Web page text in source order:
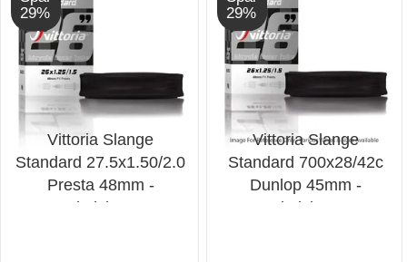
29%
Vittoria Slange
Standard 27.5x1.50/2.0
Presta 48mm -
Cykelslange
29%
Vittoria Slange
Standard 700x28/42c
Dunlop 45mm -
Cykelslange